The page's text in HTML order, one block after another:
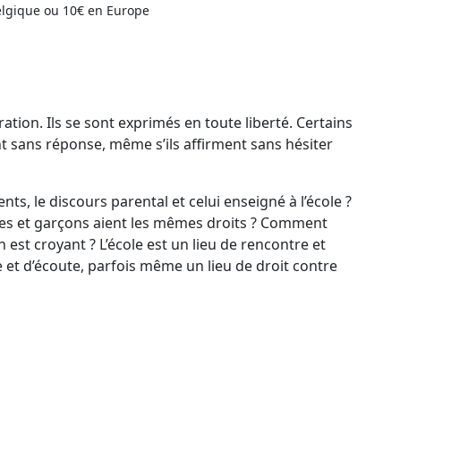
ou 10€ en Europe
Ils se sont exprimés en toute liberté. Certains
sans réponse, même s’ils affirment sans hésiter
le discours parental et celui enseigné à l’école ?
et garçons aient les mêmes droits ? Comment
croyant ? L’école est un lieu de rencontre et
d’écoute, parfois même un lieu de droit contre